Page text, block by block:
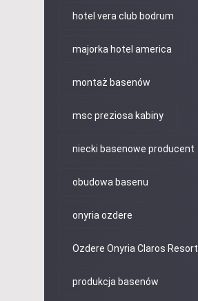
hotel vera club bodrum
majorka hotel america
montaż basenów
msc preziosa kabiny
niecki basenowe producent
obudowa basenu
onyria ozdere
Ozdere Onyria Claros Resort
produkcja basenów